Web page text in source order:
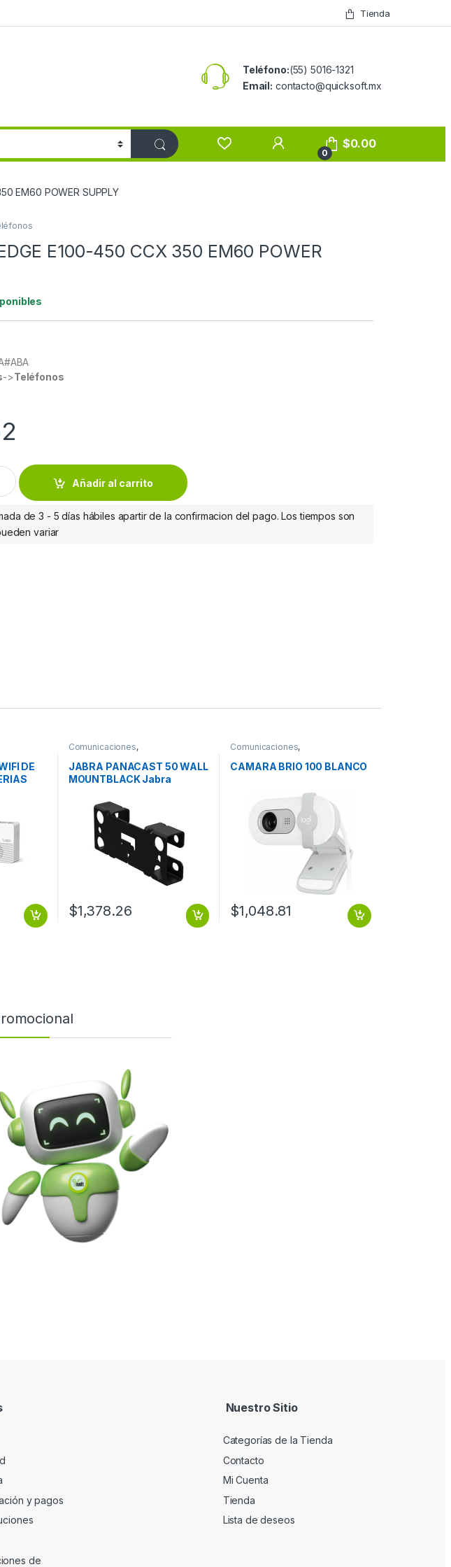
Tienda
Teléfono:(55) 5016-1321
Email: contacto@quicksoft.mx
0
$0.00
EM60 POWER SUPPLY
E100-450 CCX 350 EM60 POWER
->Teléfonos
450 CCX 350 EM60 POWER SUPPLY quantity
Añadir al carrito
de 3 - 5 días hábiles apartir de la confirmacion del pago. Los tiempos son
variar
DE
2K
Comunicaciones,
JABRA PANACAST 50 WALL
MOUNTBLACK Jabra
sistema de
videoconferencia – Negro
$1,378.26
Comunicaciones,
CAMARA BRIO 100 BLANCO
$1,048.81
y pagos
de
Nuestro Sitio
Categorías de la Tienda
Contacto
Mi Cuenta
Tienda
Lista de deseos